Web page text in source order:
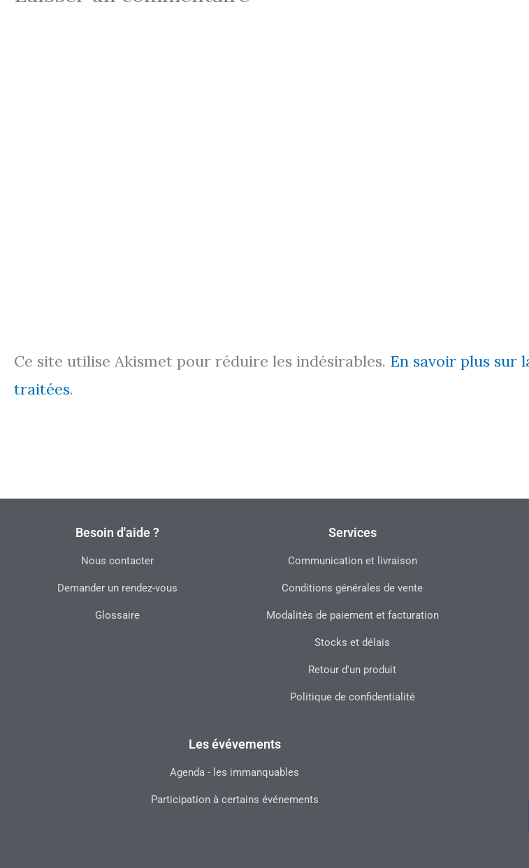
Ce site utilise Akismet pour réduire les indésirables. En savoir plus sur
traitées.
Besoin d'aide ?
Nous contacter
Demander un rendez-vous
Glossaire
Services
Communication et livraison
Conditions générales de vente
Modalités de paiement et facturation
Stocks et délais
Retour d'un produit
Politique de confidentialité
Les évévements
Agenda - les immanquables
Participation à certains événements